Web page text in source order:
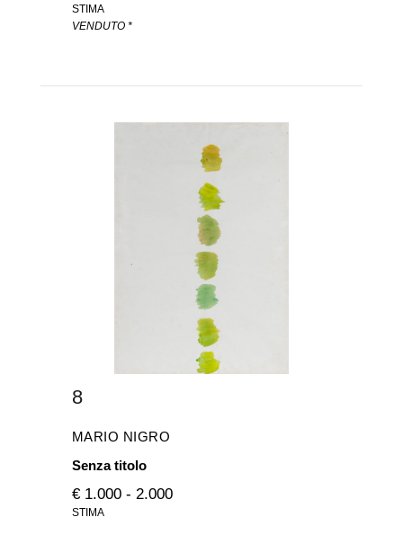
STIMA
VENDUTO *
8
MARIO NIGRO
Senza titolo
€ 1.000 - 2.000
STIMA